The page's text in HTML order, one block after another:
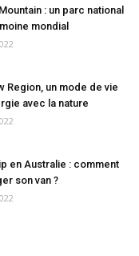
: un parc national
mondial
Region, un mode de vie
avec la nature
en Australie : comment
son van ?